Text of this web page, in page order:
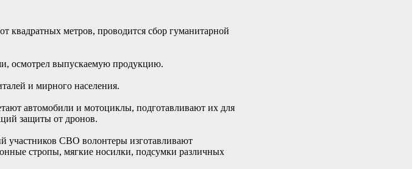
квадратных метров, проводится сбор гуманитарной
осмотрел выпускаемую продукцию.
и мирного населения.
автомобили и мотоциклы, подготавливают их для
защиты от дронов.
участников СВО волонтеры изготавливают
стропы, мягкие носилки, подсумки различных